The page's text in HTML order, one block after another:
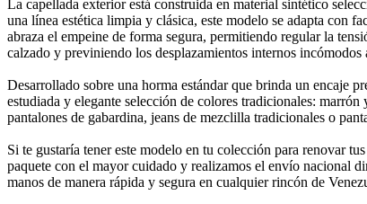
La capellada exterior está construida en material sintético
una línea estética limpia y clásica, este modelo se adapta con
abraza el empeine de forma segura, permitiendo regular la
calzado y previniendo los desplazamientos internos incómodos
Desarrollado sobre una horma estándar que brinda un encaje
estudiada y elegante selección de colores tradicionales:
pantalones de gabardina, jeans de mezclilla tradicionales o
Si te gustaría tener este modelo en tu colección para renovar
paquete con el mayor cuidado y realizamos el envío nacional
manos de manera rápida y segura en cualquier rincón de